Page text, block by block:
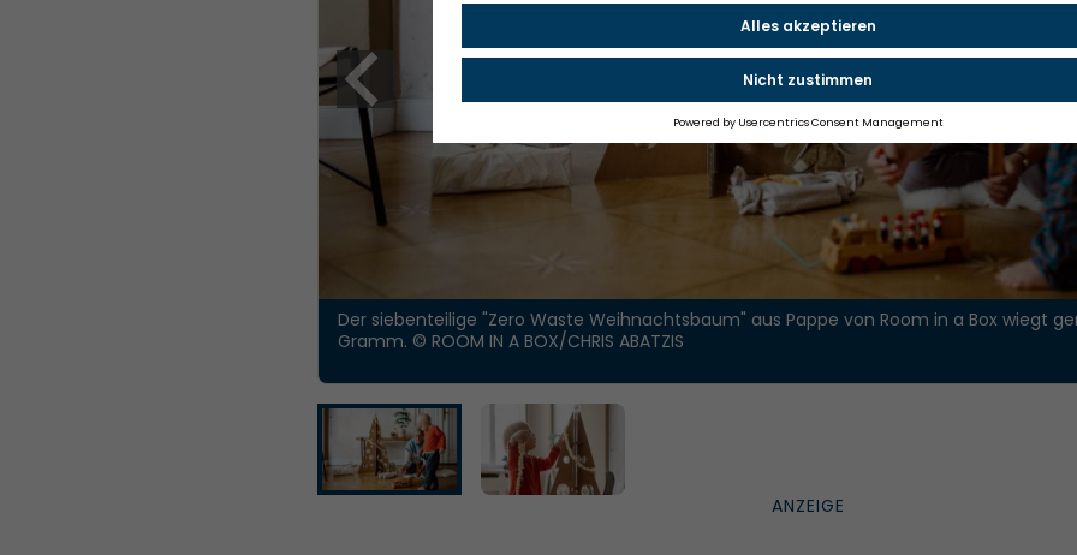
Der siebenteilige "Zero Waste Weihnachtsbaum" aus Pappe von Room in a Box wiegt
Gramm. © ROOM IN A BOX/CHRIS ABATZIS